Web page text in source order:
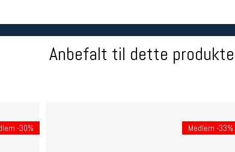
Anbefalt til dette
-30% Medlem -33%
Personsvernerklæring
Informasjonskapsler
Bærekraft
Org. nr: 976754360